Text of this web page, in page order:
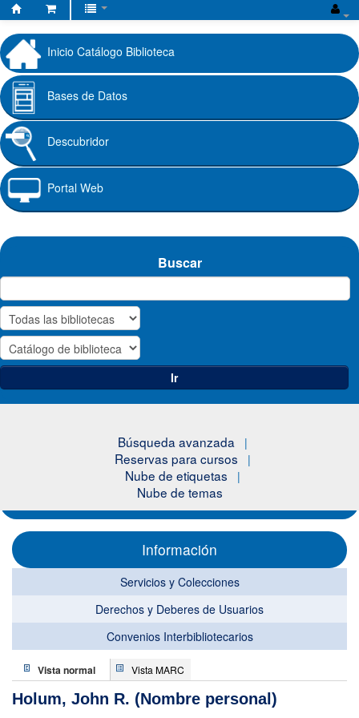
Fundación
Universitaria
Cafam
Inicio Catálogo Biblioteca
Bases de Datos
Descubridor
Portal Web
Buscar
Ir
Búsqueda avanzada
Reservas para cursos
Nube de etiquetas
Nube de temas
Información
Servicios y Colecciones
Derechos y Deberes de Usuarios
Convenios Interbibliotecarios
Vista normal Vista MARC
Holum, John R. (Nombre personal)